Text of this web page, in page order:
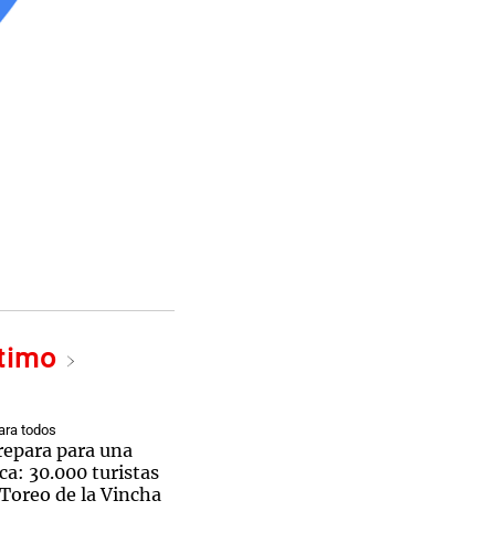
todos
para una
30.000 turistas
de la Vincha